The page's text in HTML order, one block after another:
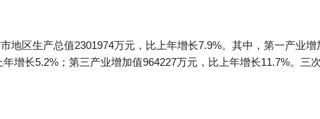
地区生产总值2301974万元，比上年增长7.9%。其中，第一产业
增长5.2%；第三产业增加值964227万元，比上年增长11.7%。三